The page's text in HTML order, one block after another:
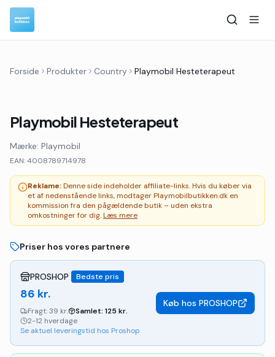
Forside Produkter Country Playmobil Hesteterapeut
Playmobil Hesteterapeut
Mærke: Playmobil
EAN:4008789714978
Reklame:Denne side indeholder affiliate-links. Hvis du køber via
et af nedenstående links, modtager Playmobilbutikken.dk en
kommission fra den pågældende butik – uden ekstra
omkostninger for dig.Læs mere
Priser hos vores partnere
PROSHOP Bedste pris
86 kr.
Fragt:39 kr. Samlet: 125 kr.
2-12 hverdage
Se aktuel leveringstid hos Proshop
Køb hos PROSHOP